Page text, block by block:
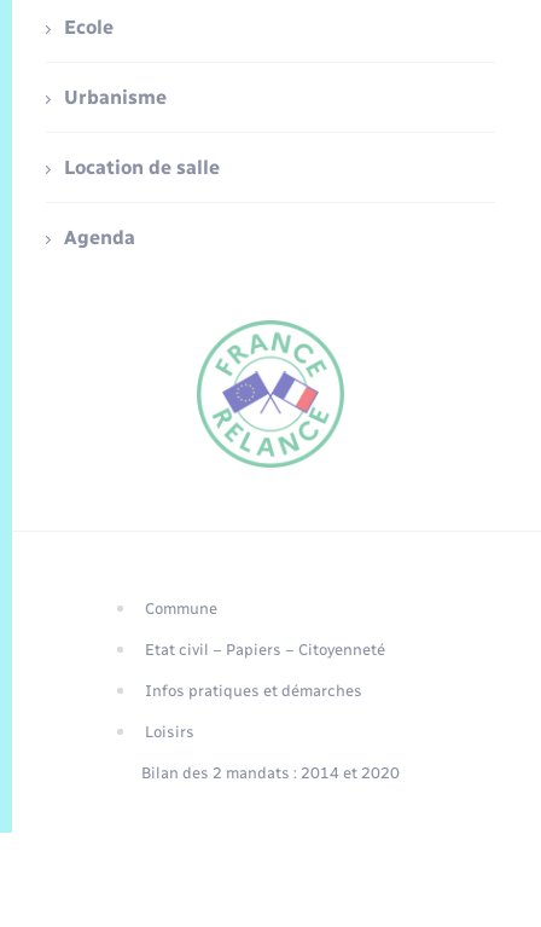
Traduction du
EN
Ecole
Urbanisme
Location de salle
Agenda
Commune
Etat civil – Papiers – Citoyenneté
Infos pratiques et démarches
Loisirs
Bilan des 2 mandats : 2014 et 2020